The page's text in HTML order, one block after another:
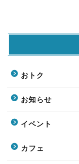
おトク
お知らせ
イベント
カフェ